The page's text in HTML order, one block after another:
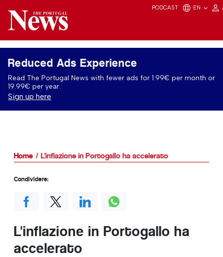
PODCAST EN
Reduced Ads Experience
Read The Portugal News with fewer ads for 1.99€ per month or
19.99€ per year.
Sign up here
Home L'inflazione in Portogallo ha accelerato
L'inflazione in Portogallo ha
accelerato
Condividere: